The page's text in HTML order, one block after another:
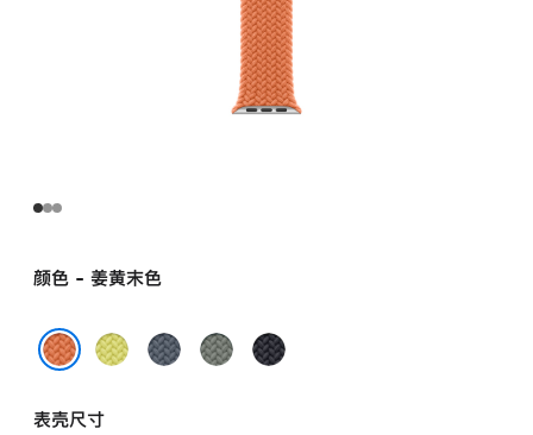
颜色 - 姜黄末色
霓
黄
铁
灰
午
表壳尺寸